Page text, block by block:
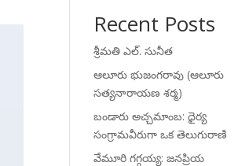
Recent Posts
శ్రీమతి ఎల్. సునీత
ఆలూరు భుజంగరావు (ఆలూరు
సత్యనారాయణ శర్మ)
బండారు అచ్చమాంబ: ధైర్య
సంగ్రామవీరుగా ఒక తెలుగురాణి
వేమూరి గగ్గయ్య: జనప్రియ